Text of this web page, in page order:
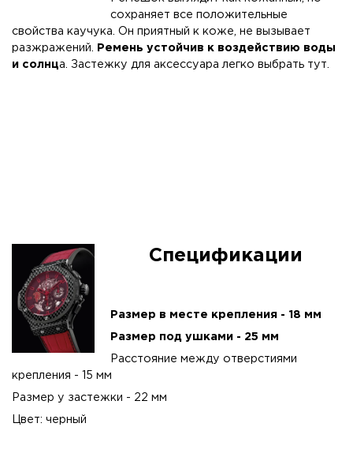
сохраняет все положительные
свойства каучука. Он приятный к коже, не вызывает
разжражений.
Ремень устойчив к воздействию воды
и солнца. Застежку для аксессуара легко выбрать тут
Спецификации
Размер в месте крепления - 18 мм
Размер под ушками - 25 мм
Расстояние между отверстиями
крепления - 15 мм
Размер у застежки - 22 мм
Цвет: черный